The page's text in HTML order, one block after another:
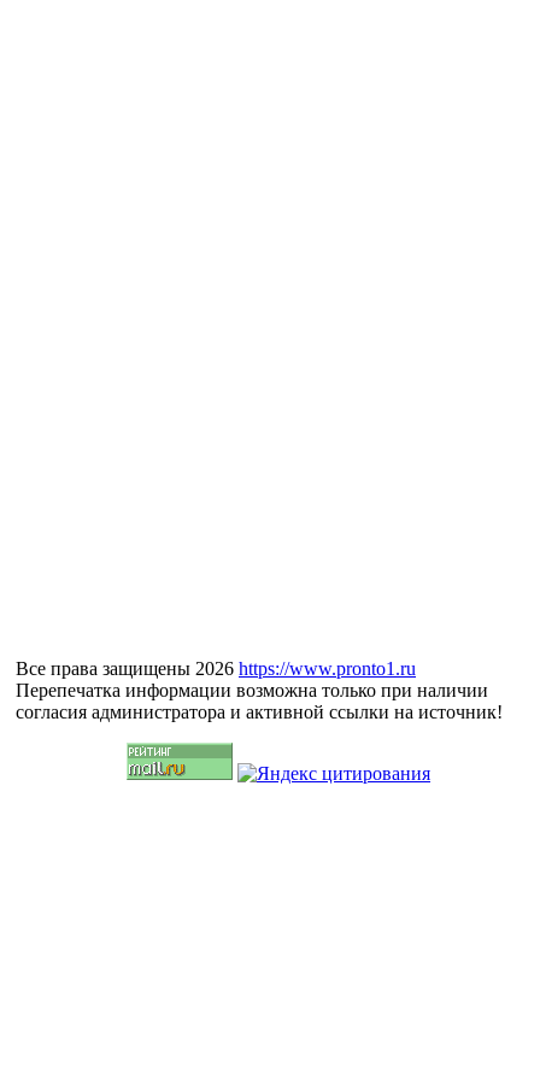
Все права защищены 2026 https://www.pronto1.ru
Перепечатка информации возможна только при наличии
согласия администратора и активной ссылки на источник!